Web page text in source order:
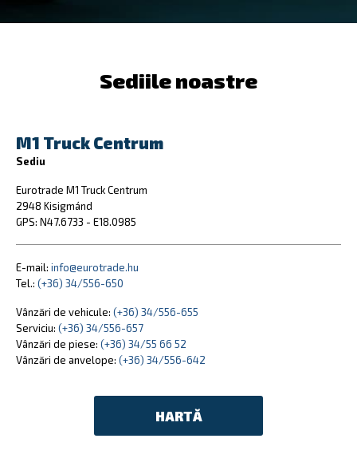
Sediile noastre
M1 Truck Centrum
Sediu
Eurotrade M1 Truck Centrum
2948 Kisigmánd
GPS: N47.6733 - E18.0985
E-mail: info@eurotrade.hu
Tel.: (+36) 34/556-650
Vânzări de vehicule: (+36) 34/556-655
Serviciu: (+36) 34/556-657
Vânzări de piese: (+36) 34/55 66 52
Vânzări de anvelope: (+36) 34/556-642
HARTĂ